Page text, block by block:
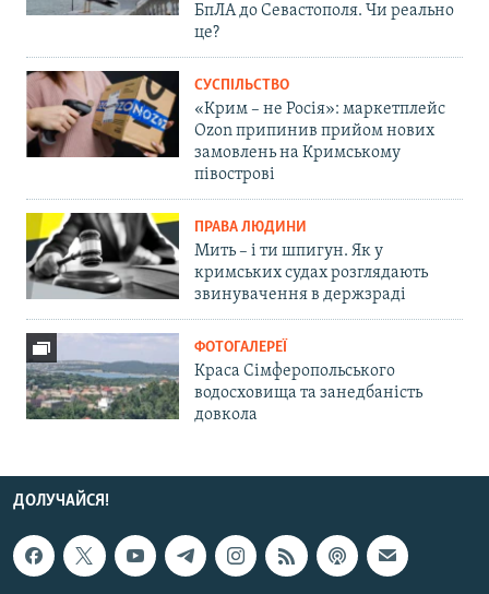
БпЛА до Севастополя. Чи реально
це?
СУСПІЛЬСТВО
«Крим – не Росія»: маркетплейс
Ozon припинив прийом нових
замовлень на Кримському
півострові
ПРАВА ЛЮДИНИ
Мить – і ти шпигун. Як у
кримських судах розглядають
звинувачення в держзраді
ФОТОГАЛЕРЕЇ
Краса Сімферопольського
водосховища та занедбаність
довкола
ДОЛУЧАЙСЯ!